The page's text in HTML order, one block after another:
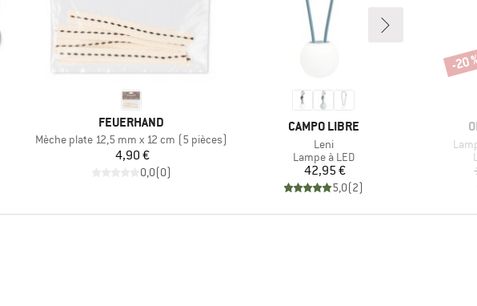
MARQUE
FEUERHAND
Article
Mèche plate 12,5 mm x 12 cm (5 pièces)
Prix
4,90 €
0,0(0)
MARQUE
CAMPO LIBRE
Article
Leni
Product group
Lampe à LED
Prix
42,95 €
5,0(2)
-20